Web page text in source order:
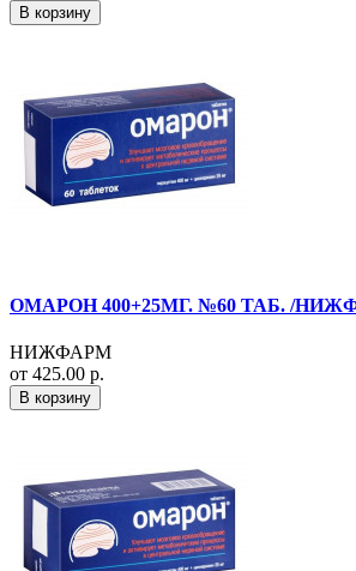
В корзину
ОМАРОН 400+25МГ. №60 ТАБ. /
НИЖФАРМ
от 425.00 р.
В корзину